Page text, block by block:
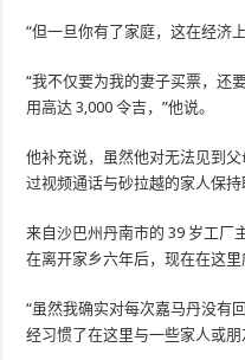
“但一旦你有了家庭，这在经济
“我不仅要为我的妻子买票，还
用高达 3,000 令吉，”他说。
他补充说，虽然他对无法见到
过视频通话与砂拉越的家人保持
来自沙巴州丹南市的 39 岁工厂
在离开家乡六年后，现在在这里
“虽然我确实对每次嘉马丹没有
经习惯了在这里与一些家人或